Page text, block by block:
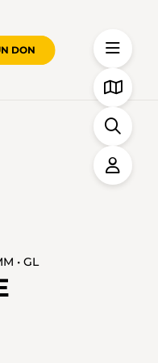
DON
• GL